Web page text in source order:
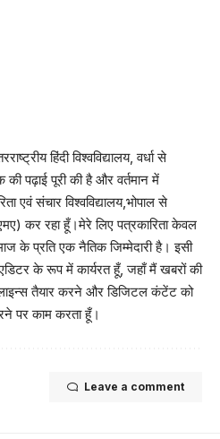
हिंदी विश्वविद्यालय, वर्धा से
पढ़ाई पूरी की है और वर्तमान में
एवं संचार विश्वविद्यालय,भोपाल से
कर रहा हूँ।मेरे लिए पत्रकारिता केवल
के प्रति एक नैतिक जिम्मेदारी है। इसी
के रूप में कार्यरत हूँ, जहाँ मैं खबरों की
तैयार करने और डिजिटल कंटेंट को
पर काम करता हूँ।
Leave a comment